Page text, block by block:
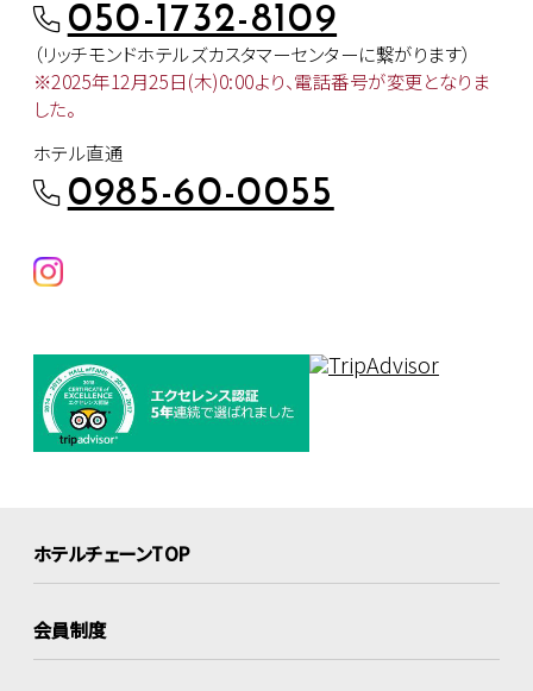
050-1732-8109
（リッチモンドホテルズカスタマーセンターに繋がります）
※2025年12月25日(木)0:00より、電話番号が変更となりま
した。
ホテル直通
0985-60-0055
ホテルチェーンTOP
会員制度